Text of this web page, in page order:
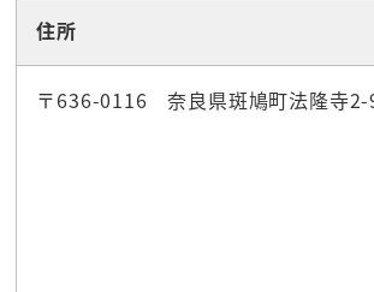
住所
〒636-0116 奈良県斑鳩町法隆寺